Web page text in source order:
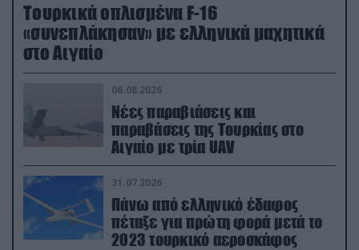
Τουρκικά οπλισμένα F-16
«συνεπλάκησαν» με ελληνικά μαχητικά
στο Αιγαίο
06.08.2026
Νέες παραβιάσεις και
παραβάσεις της Τουρκίας στο
Αιγαίο με τρία UAV
31.07.2026
Πάνω από ελληνικό έδαφος
πέταξε για πρώτη φορά μετά το
2023 τουρκικό αεροσκάφος